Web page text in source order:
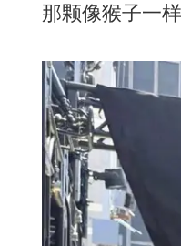
那颗像猴子一